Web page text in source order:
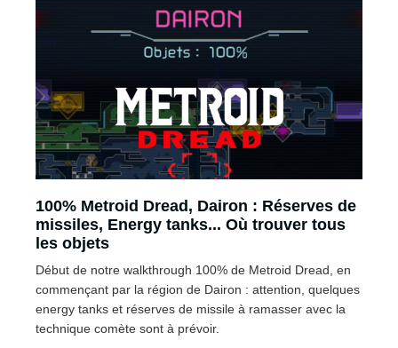
100% Metroid Dread, Dairon : Réserves de
missiles, Energy tanks... Où trouver tous
les objets
Début de notre walkthrough 100% de Metroid Dread, en
commençant par la région de Dairon : attention, quelques
energy tanks et réserves de missile à ramasser avec la
technique comète sont à prévoir.